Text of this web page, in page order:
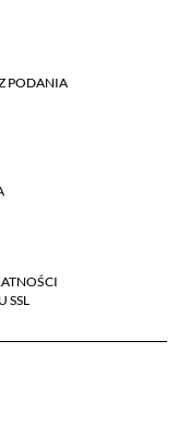
pozwalając na podstawie
Cię bezpośrednio
będziemy w stanie
aktywności.
PODANIA
SSL